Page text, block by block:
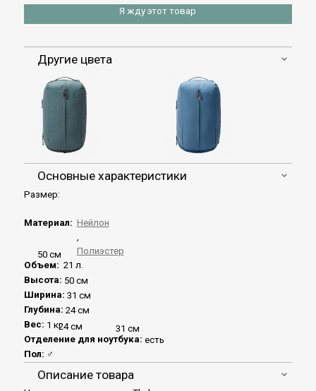
Я жду этот товар
Другие цвета
Основные характеристики
50 см
24 см 31 см
Размер:
Материал: Нейлон
,
Полиэстер
Объем: 21 л.
Высота: 50 см
Ширина: 31 см
Глубина: 24 см
Вес: 1 кг
Отделение для ноутбука: есть
Пол: ♂
Описание товара